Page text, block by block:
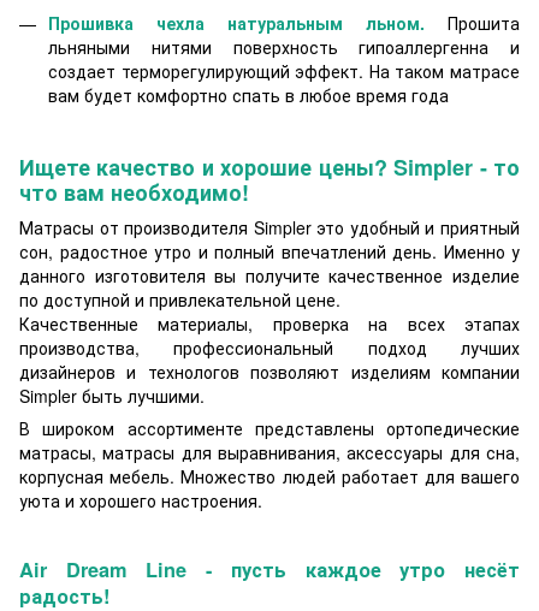
Прошивка чехла натуральным льном. Прошита
льняными нитями поверхность гипоаллергенна и
создает терморегулирующий эффект. На таком матрасе
вам будет комфортно спать в любое время года
Ищете качество и хорошие цены? Simpler - то
что вам необходимо!
Матрасы от производителя Simpler это удобный и приятный
сон, радостное утро и полный впечатлений день. Именно у
данного изготовителя вы получите качественное изделие
по доступной и привлекательной цене.
Качественные материалы, проверка на всех этапах
производства, профессиональный подход лучших
дизайнеров и технологов позволяют изделиям компании
Simpler быть лучшими.
В широком ассортименте представлены ортопедические
матрасы, матрасы для выравнивания, аксессуары для сна,
корпусная мебель. Множество людей работает для вашего
уюта и хорошего настроения.
Air Dream Line- пусть каждое утро несёт
радость!